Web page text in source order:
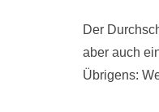
Der
aber auch
Übrigens: